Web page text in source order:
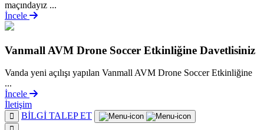
maçındayız ...
İncele
Vanmall AVM Drone Soccer Etkinliğine Davetlisiniz
Vanda yeni açılışı yapılan Vanmall AVM Drone Soccer Etkinliğine
...
İncele
İletişim
BİLGİ TALEP ET